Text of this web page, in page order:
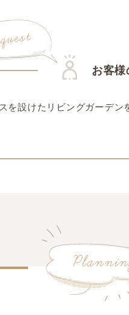
お客様
を設けたリビングガーデン